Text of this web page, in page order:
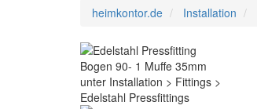
heimkontor.de
Installation